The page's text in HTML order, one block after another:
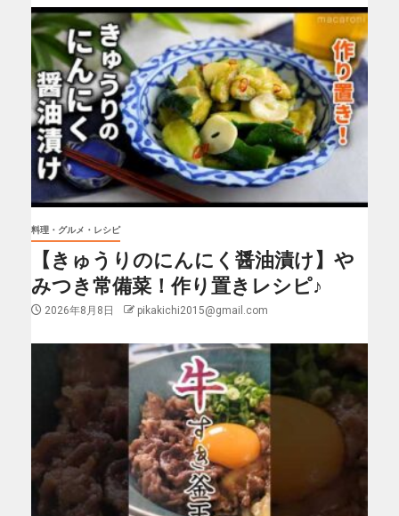
料理・グルメ・レシピ
【きゅうりのにんにく醤油漬け】や
みつき常備菜！作り置きレシピ♪
2026年8月8日 pikakichi2015@gmail.com